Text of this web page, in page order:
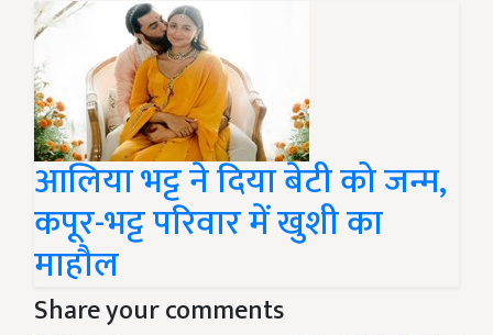
आलिया भट्ट ने दिया बेटी को जन्म,
कपूर-भट्ट परिवार में खुशी का
माहौल
Share your comments